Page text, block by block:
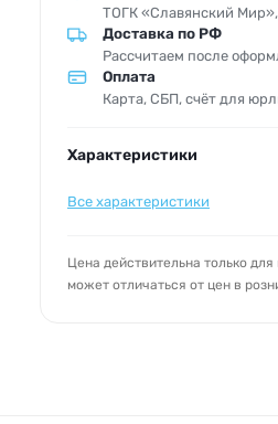
Характеристики
Все характеристики
Цена действительна только
может отличаться от цен в
ТОГК «Славянский
Доставка по РФ
Рассчитаем после
Оплата
Карта, СБП, счёт для